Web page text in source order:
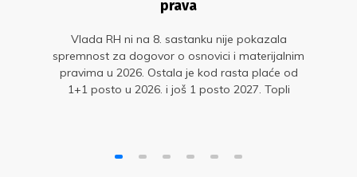
prava
Vlada RH ni na 8. sastanku nije pokazala
spremnost za dogovor o osnovici i materijalnim
pravima u 2026. Ostala je kod rasta plaće od
1+1 posto u 2026. i još 1 posto 2027. Topli